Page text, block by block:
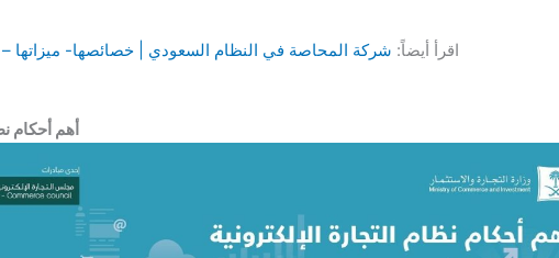
اقرأ أيضاً: شركة المحاصة في النظام السعودي | خصائصها- ميزاتها –
أهم أحكام